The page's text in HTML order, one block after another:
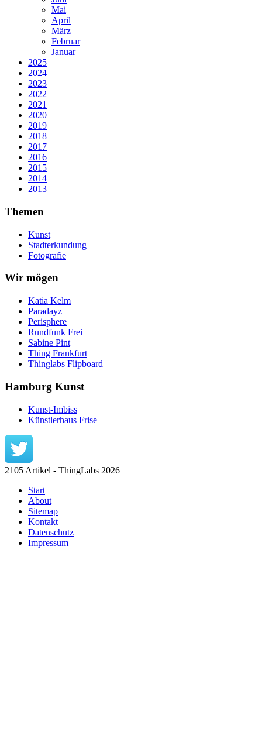
Mai
April
März
Februar
Januar
2025
2024
2023
2022
2021
2020
2019
2018
2017
2016
2015
2014
2013
Themen
Kunst
Stadterkundung
Fotografie
Wir mögen
Katia Kelm
Paradayz
Perisphere
Rundfunk Frei
Sabine Pint
Thing Frankfurt
Thinglabs Flipboard
Hamburg Kunst
Kunst-Imbiss
Künstlerhaus Frise
2105 Artikel - ThingLabs 2026
Start
About
Sitemap
Kontakt
Datenschutz
Impressum